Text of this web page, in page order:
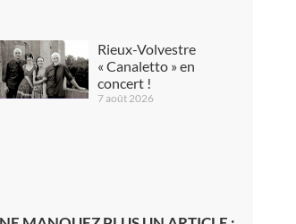
Rieux-Volvestre
« Canaletto » en
concert !
7 août 2026